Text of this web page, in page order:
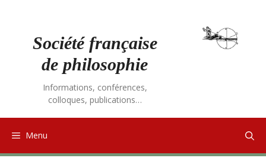
Société française
de philosophie
Informations, conférences,
colloques, publications…
Menu